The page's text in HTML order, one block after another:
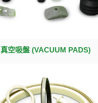
真空吸盤 (VACUUM PADS)